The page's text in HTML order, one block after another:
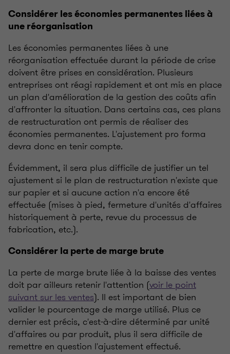
Considérer les économies permanentes liées à
une réorganisation
Les économies permanentes liées à une
réorganisation effectuée durant la période de crise
doivent être prises en considération. Plusieurs
entreprises ont réagi rapidement et ont mis en place
un plan d'amélioration de la gestion des coûts afin
d'affronter la situation. Dans certains cas, ces plans
de restructuration ont permis de réaliser des
économies permanentes. L'ajustement pro forma
devra donc en tenir compte.
Évidemment, il sera plus difficile de justifier un tel
ajustement si le plan de restructuration n'existe que
sur papier et si aucune action n'a encore été
effectuée (mises à pied, fermeture d'unités d'affaires
historiquement à perte, revue du processus de
fabrication, etc.).
Considérer la perte de marge brute
La perte de marge brute liée à la baisse des ventes
doit par ailleurs retenir l'attention (voir le point
suivant sur les ventes). Il est important de bien
valider le pourcentage de marge utilisé. Plus ce
dernier est précis, c'est-à-dire déterminé par unité
d'affaires ou par produit, plus il sera difficile de
remettre en question l'ajustement effectué.